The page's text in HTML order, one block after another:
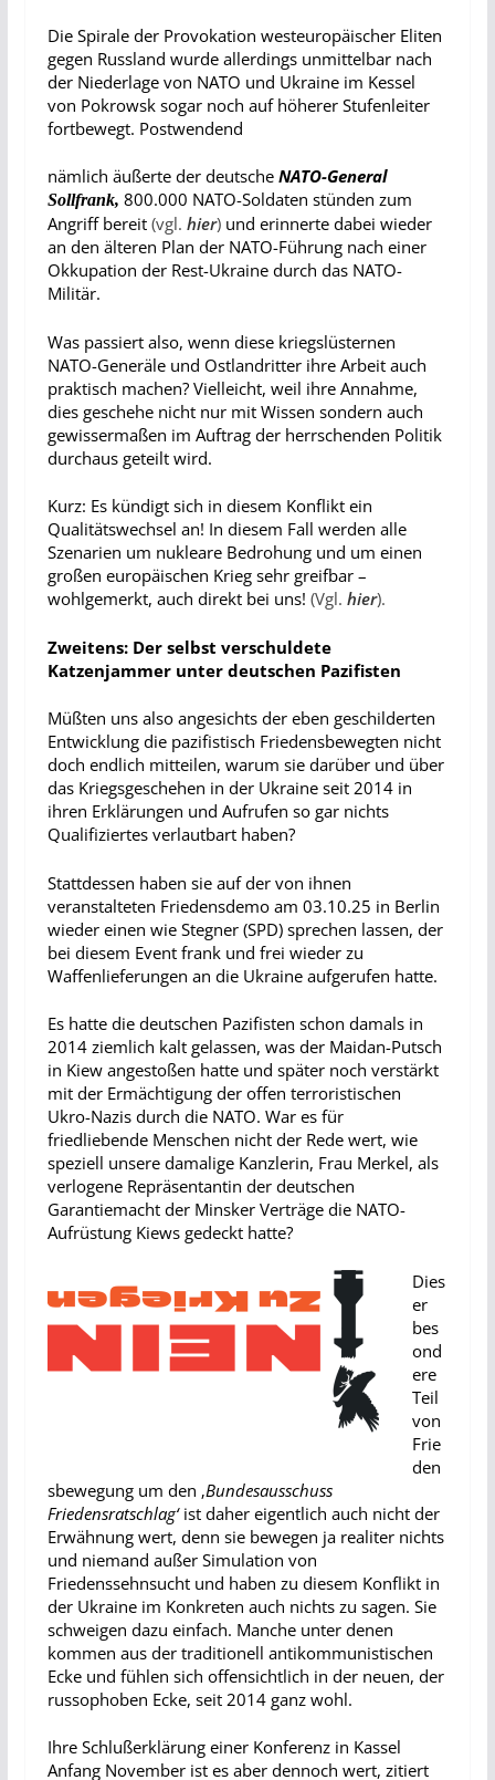
Die Spirale der Provokation westeuropäischer Eliten
gegen Russland wurde allerdings unmittelbar nach
der Niederlage von NATO und Ukraine im Kessel
von Pokrowsk sogar noch auf höherer Stufenleiter
fortbewegt. Postwendend
nämlich äußerte der deutsche NATO-General
Sollfrank, 800.000 NATO-Soldaten stünden zum
Angriff bereit(vgl. hier) und erinnerte dabei wieder
an den älteren Plan der NATO-Führung nach einer
Okkupation der Rest-Ukraine durch das NATO-
Militär.
Was passiert also, wenn diese kriegslüsternen
NATO-Generäle und Ostlandritter ihre Arbeit auch
praktisch machen? Vielleicht, weil ihre Annahme,
dies geschehe nicht nur mit Wissen sondern auch
gewissermaßen im Auftrag der herrschenden Politik
durchaus geteilt wird.
Kurz: Es kündigt sich in diesem Konflikt ein
Qualitätswechsel an! In diesem Fall werden alle
Szenarien um nukleare Bedrohung und um einen
großen europäischen Krieg sehr greifbar –
wohlgemerkt, auch direkt bei uns! (Vgl. hier).
Zweitens: Der selbst verschuldete
Katzenjammer unter deutschen Pazifisten
Müßten uns also angesichts der eben geschilderten
Entwicklung die pazifistisch Friedensbewegten nicht
doch endlich mitteilen, warum sie darüber und über
das Kriegsgeschehen in der Ukraine seit 2014 in
ihren Erklärungen und Aufrufen so gar nichts
Qualifiziertes verlautbart haben?
Stattdessen haben sie auf der von ihnen
veranstalteten Friedensdemo am 03.10.25 in Berlin
wieder einen wie Stegner (SPD) sprechen lassen, der
bei diesem Event frank und frei wieder zu
Waffenlieferungen an die Ukraine aufgerufen hatte.
Es hatte die deutschen Pazifisten schon damals in
2014 ziemlich kalt gelassen, was der Maidan-Putsch
in Kiew angestoßen hatte und später noch verstärkt
mit der Ermächtigung der offen terroristischen
Ukro-Nazis durch die NATO. War es für
friedliebende Menschen nicht der Rede wert, wie
speziell unsere damalige Kanzlerin, Frau Merkel, als
verlogene Repräsentantin der deutschen
Garantiemacht der Minsker Verträge die NATO-
Aufrüstung Kiews gedeckt hatte?
Dies
er
bes
ond
ere
Teil
von
Frie
den
sbewegung um den ‚Bundesausschuss
Friedensratschlag‘ist daher eigentlich auch nicht der
Erwähnung wert, denn sie bewegen ja realiter nichts
und niemand außer Simulation von
Friedenssehnsucht und haben zu diesem Konflikt in
der Ukraine im Konkreten auch nichts zu sagen. Sie
schweigen dazu einfach. Manche unter denen
kommen aus der traditionell antikommunistischen
Ecke und fühlen sich offensichtlich in der neuen, der
russophoben Ecke, seit 2014 ganz wohl.
Ihre Schlußerklärung einer Konferenz in Kassel
Anfang November ist es aber dennoch wert, zitiert